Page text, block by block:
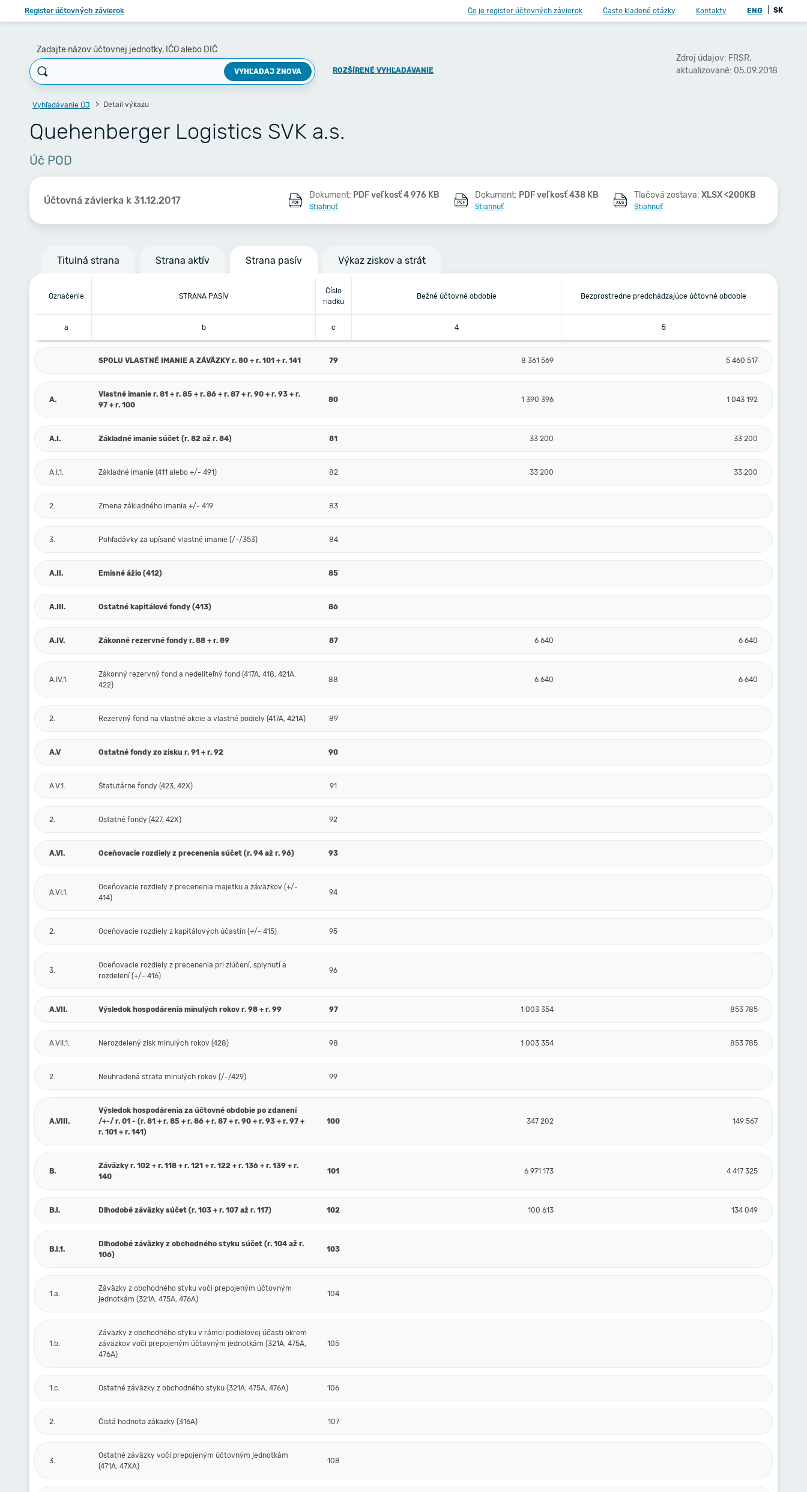
Register účtovných závierok Čo je register účtovných závierok Často kladené otázky Kontakty ENG SK
Zadajte názov účtovnej jednotky, IČO alebo DIČ
VYHĽADAJ ZNOVA ROZŠÍRENÉ VYHĽADÁVANIE
Zdroj údajov: FRSR,
aktualizované: 05.09.2018
Vyhľadávanie ÚJ Detail výkazu
Quehenberger Logistics SVK a.s.
Úč POD
Účtovná závierka k 31.12.2017 Dokument: PDF veľkosť 4 976 KB
Stiahnuť
Dokument: PDF veľkosť 438 KB
Stiahnuť
Tlačová zostava:XLSX <200KB
Stiahnuť
Titulná strana Strana aktív Strana pasív Výkaz ziskov a strát
Označenie STRANA PASÍV
Číslo
riadku
Bežné účtovné obdobie Bezprostredne predchádzajúce účtovné obdobie
a b c 4 5
SPOLU VLASTNÉ IMANIE A ZÁVÄZKY r. 80 + r. 101 + r. 141 79 8 361 569 5 460 517
A.
Vlastné imanie r. 81 + r. 85 + r. 86 + r. 87 + r. 90 + r. 93 + r.
97 + r. 100
80 1 390 396 1 043 192
A.I. Základné imanie súčet (r. 82 až r. 84) 81 33 200 33 200
A.I.1. Základné imanie (411 alebo +/- 491) 82 33 200 33 200
2. Zmena základného imania +/- 419 83
3. Pohľadávky za upísané vlastné imanie (/-/353) 84
A.II. Emisné ážio (412) 85
A.III. Ostatné kapitálové fondy (413) 86
A.IV. Zákonné rezervné fondy r. 88 + r. 89 87 6 640 6 640
A.IV.1.
Zákonný rezervný fond a nedeliteľný fond (417A, 418, 421A,
422)
88 6 640 6 640
2. Rezervný fond na vlastné akcie a vlastné podiely (417A, 421A) 89
A.V Ostatné fondy zo zisku r. 91 + r. 92 90
A.V.1. Štatutárne fondy (423, 42X) 91
2. Ostatné fondy (427, 42X) 92
A.VI. Oceňovacie rozdiely z precenenia súčet (r. 94 až r. 96) 93
A.VI.1.
Oceňovacie rozdiely z precenenia majetku a záväzkov (+/-
414)
94
2. Oceňovacie rozdiely z kapitálových účastín (+/- 415) 95
3.
Oceňovacie rozdiely z precenenia pri zlúčení, splynutí a
rozdelení (+/- 416)
96
A.VII. Výsledok hospodárenia minulých rokov r. 98 + r. 99 97 1 003 354 853 785
A.VII.1. Nerozdelený zisk minulých rokov (428) 98 1 003 354 853 785
2. Neuhradená strata minulých rokov (/-/429) 99
A.VIII.
Výsledok hospodárenia za účtovné obdobie po zdanení
/+-/ r. 01 - (r. 81 + r. 85 + r. 86 + r. 87 + r. 90 + r. 93 + r. 97 +
r. 101 + r. 141)
100 347 202 149 567
B.
Záväzky r. 102 + r. 118 + r. 121 + r. 122 + r. 136 + r. 139 + r.
140
101 6 971 173 4 417 325
B.I. Dlhodobé záväzky súčet (r. 103 + r. 107 až r. 117) 102 100 613 134 049
B.I.1.
Dlhodobé záväzky z obchodného styku súčet (r. 104 až r.
106)
103
1.a.
Záväzky z obchodného styku voči prepojeným účtovným
jednotkám (321A, 475A, 476A)
104
1.b.
Záväzky z obchodného styku v rámci podielovej účasti okrem
záväzkov voči prepojeným účtovným jednotkám (321A, 475A,
476A)
105
1.c. Ostatné záväzky z obchodného styku (321A, 475A, 476A) 106
2. Čistá hodnota zákazky (316A) 107
3.
Ostatné záväzky voči prepojeným účtovným jednotkám
(471A, 47XA)
108